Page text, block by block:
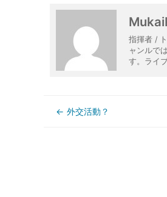
指揮者 /
ャンルで
す。ライ
外交活動？